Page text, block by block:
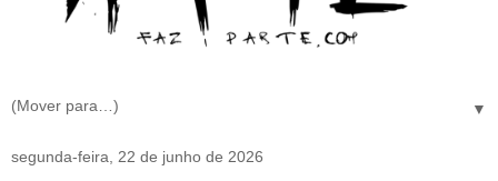
▼
segunda-feira, 22 de junho de 2026